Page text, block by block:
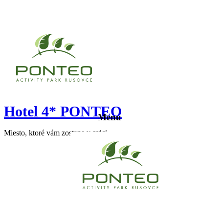
Hotel 4* PONTEO
Miesto, ktoré vám zostane v srdci
Menu